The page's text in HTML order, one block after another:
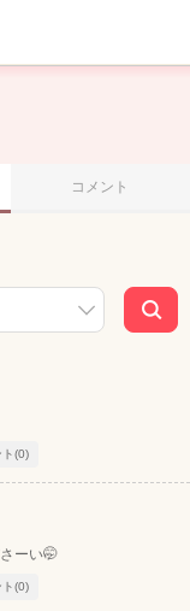
コメント
ト(0)
ーい🤭
ト(0)